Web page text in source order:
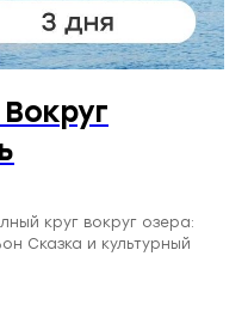
круг вокруг озера:
Сказка и культурный